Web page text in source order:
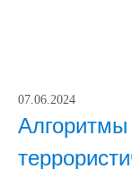
07.06.2024
Алгоритмы